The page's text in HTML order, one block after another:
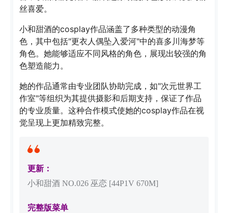
丝喜爱。
小和甜酒的cosplay作品涵盖了多种类型的动漫角
色，其中包括"更衣人偶坠入爱河"中的喜多川海梦等
角色。她能够适应不同风格的角色，展现出较强的角
色塑造能力。
她的作品通常由专业团队协助完成，如"次元世界工
作室"等组织为其提供摄影和后期支持，保证了作品
的专业质量。这种合作模式使她的cosplay作品在视
觉呈现上更加精致完整。
更新：
小和甜酒 NO.026 巫恋 [44P1V 670M]
完整版菜单